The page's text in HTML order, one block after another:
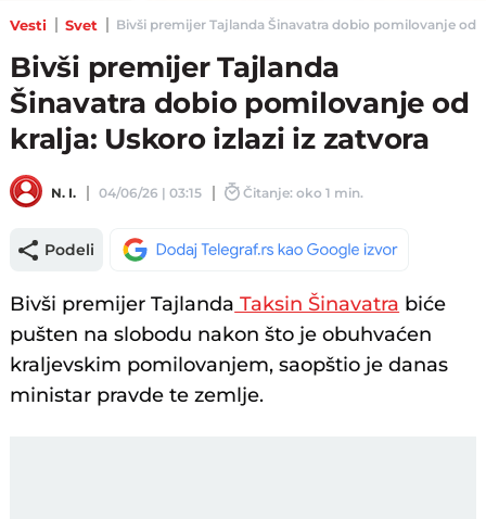
Vesti Svet Bivši premijer Tajlanda Šinavatra dobio pomilovanje od
Bivši premijer Tajlanda
Šinavatra dobio pomilovanje od
kralja: Uskoro izlazi iz zatvora
N. I. 04/06/26 | 03:15 Čitanje: oko 1 min.
Podeli
Bivši premijer Tajlanda Taksin Šinavatra biće
pušten na slobodu nakon što je obuhvaćen
kraljevskim pomilovanjem, saopštio je danas
ministar pravde te zemlje.